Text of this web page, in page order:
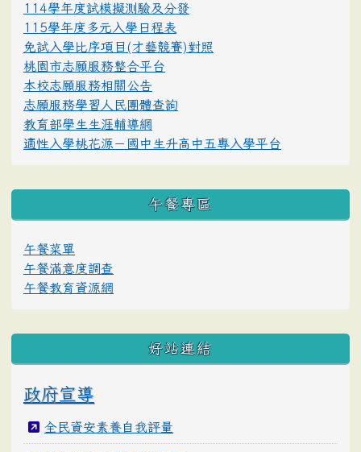
114學年度試模擬測驗及分發
115學年度多元入學日程表
免試入學比序項目(才藝競賽)對照
桃園市志願服務整合平台
本校志願服務相關公告
志願服務學習人民團體查詢
教育部學生生涯輔導網
適性入學桃花源－國中生升高中五專入學平台
午餐專區
午餐菜單
午餐滿意度調查
午餐教育資源網
好站連結
政府宣導
全民資安素養自我評量